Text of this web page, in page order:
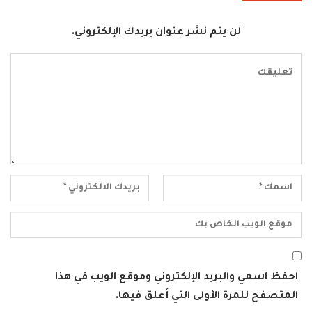
لن يتم نشر عنوان بريدك الإلكتروني.
احفظ اسمي والبريد الإلكتروني وموقع الويب في هذا
المتصفح للمرة الأولى التي أعلق فيها.